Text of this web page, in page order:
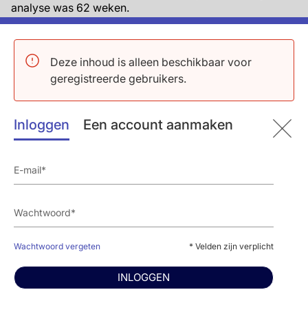
Deze inhoud is alleen beschikbaar voor
geregistreerde gebruikers.
Inloggen Een account aanmaken
Wachtwoord vergeten * Velden zijn verplicht
INLOGGEN
analyse was 62 weken.
Werkzaamheidsuitkomsten
met mavacamten. Deze verbetering hield aan tot
84 weken (LVOT-gradiënt in rust: gemiddelde
32,6] mmHg en in week 84: -32,8 [SD 30,8]
mmHg; LVOT-gradiënt bij Valsalva: gemiddelde
35,9] mmHg en in week 84: -46,4 [SD 35,8]
mmHg).
Er werd een verlaging van LVEF waargenomen.
bekende werkingsmechanisme van mavacamten.
De gemiddelde verandering (SD) in LVEF vanaf